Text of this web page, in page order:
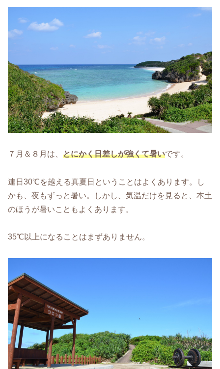
７月＆８月は、 とにかく日差しが強くて暑いです。
連日30℃を越える真夏日ということはよくあります。し
かも、夜もずっと暑い。しかし、気温だけを見ると、本土
のほうが暑いこともよくあります。
35℃以上になることはまずありません。